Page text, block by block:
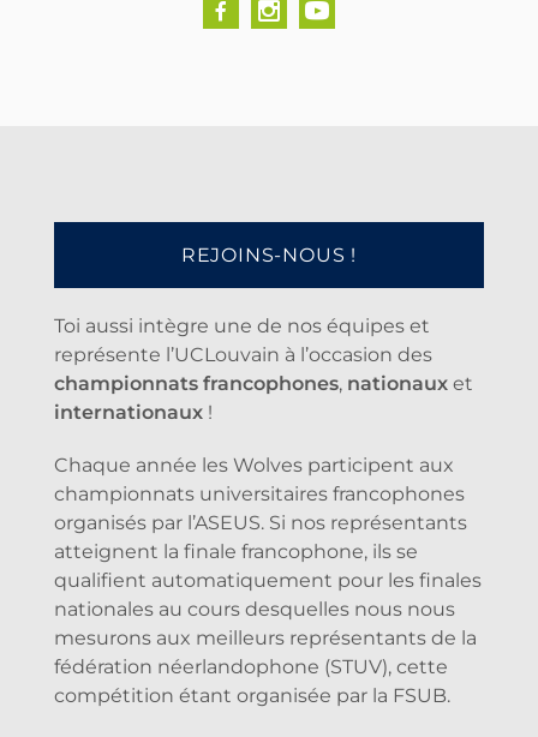
REJOINS-NOUS !
Toi aussi intègre une de nos équipes et
représente l’UCLouvain à l’occasion des
championnats francophones, nationaux et
internationaux !
Chaque année les Wolves participent aux
championnats universitaires francophones
organisés par l’ASEUS. Si nos représentants
atteignent la finale francophone, ils se
qualifient automatiquement pour les finales
nationales au cours desquelles nous nous
mesurons aux meilleurs représentants de la
fédération néerlandophone (STUV), cette
compétition étant organisée par la FSUB.